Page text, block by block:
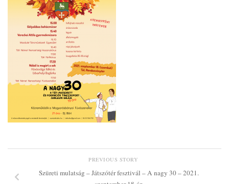
PREVIOUS STORY
Szüreti mulatság – Játszótér fesztivál – A nagy 30 – 2021.